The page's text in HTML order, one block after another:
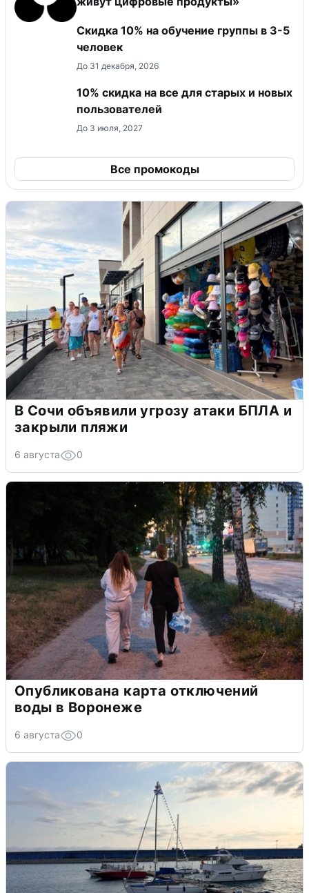
Скидка 10% на обучение группы в 3-5
человек
До 31 декабря, 2026
10% скидка на все для старых и новых
пользователей
До 3 июля, 2027
Все промокоды
В Сочи объявили угрозу атаки БПЛА и
закрыли пляжи
6 августа 0
Опубликована карта отключений
воды в Воронеже
6 августа 0